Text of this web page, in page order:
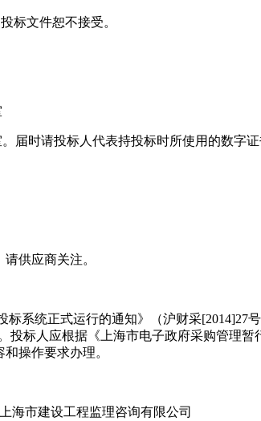
标文件恕不接受。
时请投标人代表持投标时所使用的数字证
供应商关注。
统正式运行的通知》（沪财采[2014]27
投标人应根据《上海市电子政府采购管理
操作要求办理。
市建设工程监理咨询有限公司